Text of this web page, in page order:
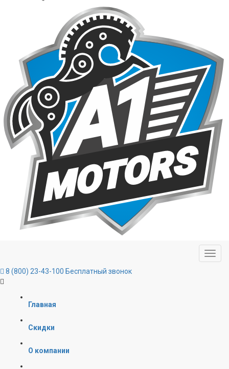
8 (800) 23-43-100 Бесплатный звонок
Главная
Скидки
О компании